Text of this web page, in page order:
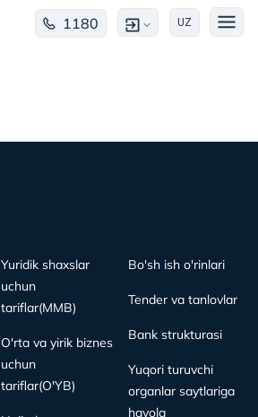
1180 UZ
Yuridik shaxslar
uchun
tariflar(MMB)
O'rta va yirik biznes
uchun
tariflar(O'YB)
Bo'sh ish o'rinlari
Tender va tanlovlar
Bank strukturasi
Yuqori turuvchi
organlar saytlariga
havola